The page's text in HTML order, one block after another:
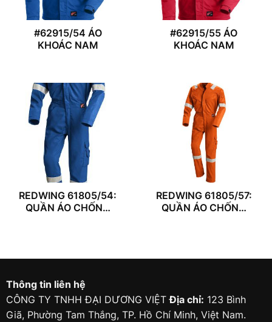
#62915/54 ÁO
KHOÁC NAM
#62915/55 ÁO
KHOÁC NAM
REDWING 61805/54:
QUẦN ÁO CHỐNG
REDWING 61805/57:
QUẦN ÁO CHỐNG
Thông tin liên hệ
CÔNG TY TNHH ĐẠI DƯƠNG VIỆTĐịa chỉ: 123 Bình
Giã, Phường Tam Thắng, TP. Hồ Chí Minh, Việt Nam.